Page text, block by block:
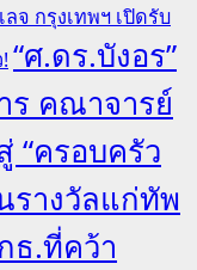
จ กรุงเทพฯ เปิดรับ
“ศ.ดร.บังอร”
ร คณาจารย์
“ครอบครัว
รางวัลแก่ทัพ
ธ.ที่คว้า